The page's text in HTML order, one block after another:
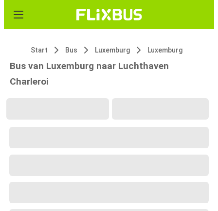
Start Bus Luxemburg Luxemburg
Bus van Luxemburg naar Luchthaven
Charleroi